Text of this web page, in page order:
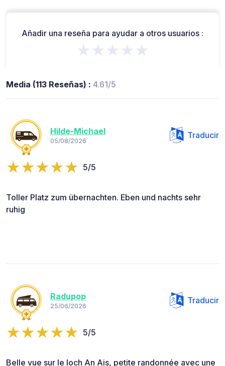
Añadir una reseña para ayudar a otros usuarios :
★★★★★
Media (113 Reseñas) : 4.61/5
Hilde-Michael
05/08/2026
Traducir
5/5
Toller Platz zum übernachten. Eben und nachts sehr
ruhig
Radupop
25/06/2026
Traducir
5/5
Belle vue sur le loch An Ais, petite randonnée avec une